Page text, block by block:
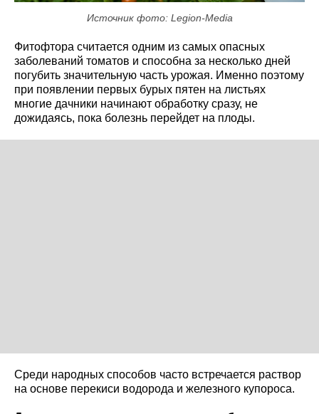
Источник фото: Legion-Media
Фитофтора считается одним из самых опасных
заболеваний томатов и способна за несколько дней
погубить значительную часть урожая. Именно поэтому
при появлении первых бурых пятен на листьях
многие дачники начинают обработку сразу, не
дожидаясь, пока болезнь перейдет на плоды.
Среди народных способов часто встречается раствор
на основе перекиси водорода и железного купороса.